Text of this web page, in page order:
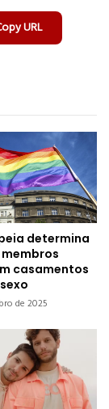
URL
determina
casamentos
de 2025